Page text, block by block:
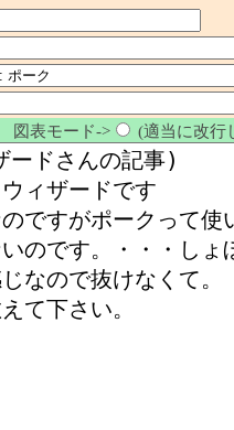
図表モード-> (適当に改行